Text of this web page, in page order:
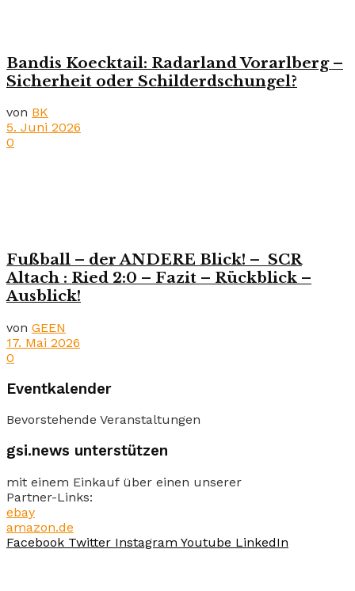
Bandis Koecktail: Radarland Vorarlberg –
Sicherheit oder Schilderdschungel?
von BK
5. Juni 2026
0
Fußball – der ANDERE Blick! – SCR
Altach : Ried 2:0 – Fazit – Rückblick –
Ausblick!
von GEEN
17. Mai 2026
0
Eventkalender
Bevorstehende Veranstaltungen
gsi.news unterstützen
mit einem Einkauf über einen unserer
Partner-Links:
ebay
amazon.de
Facebook Twitter Instagram Youtube LinkedIn